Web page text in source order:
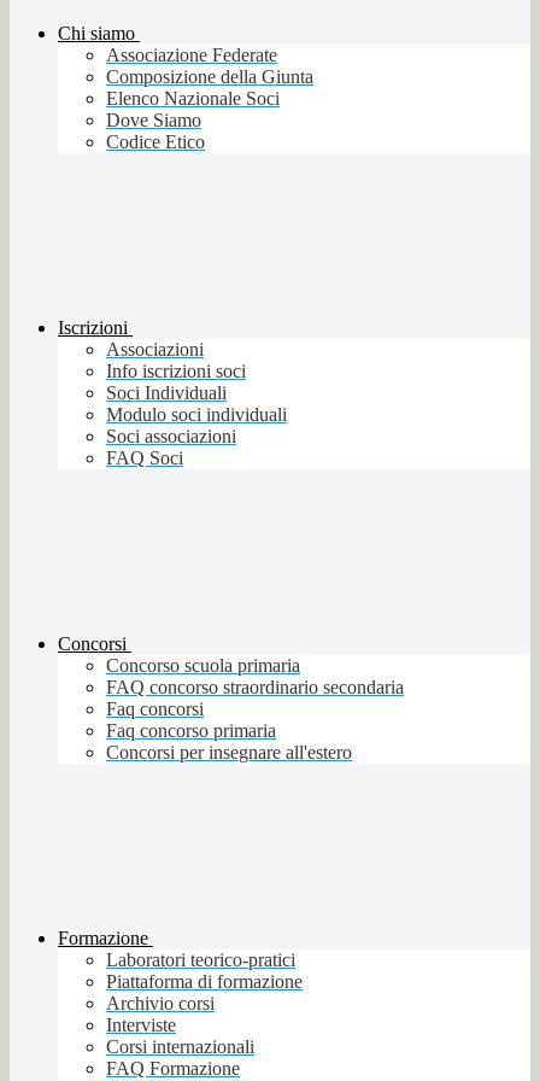
Chi siamo
Associazione Federate
Composizione della Giunta
Elenco Nazionale Soci
Dove Siamo
Codice Etico
Iscrizioni
Associazioni
Info iscrizioni soci
Soci Individuali
Modulo soci individuali
Soci associazioni
FAQ Soci
Concorsi
Concorso scuola primaria
FAQ concorso straordinario secondaria
Faq concorsi
Faq concorso primaria
Concorsi per insegnare all'estero
Formazione
Laboratori teorico-pratici
Piattaforma di formazione
Archivio corsi
Interviste
Corsi internazionali
FAQ Formazione